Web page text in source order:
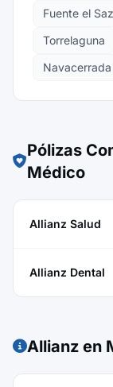
Fuente el
Torrelaguna
Navacerrada
Pólizas
Médico
Allianz Salud
Allianz Dental
Allianz en